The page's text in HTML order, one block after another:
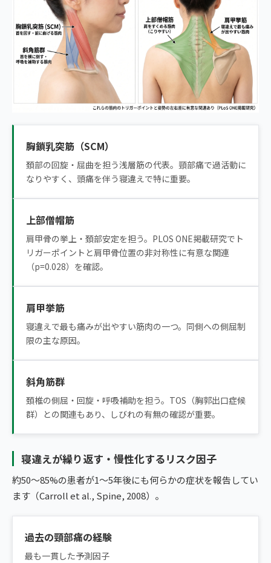
胸鎖乳突筋（SCM）
頚部の回旋・屈曲を担う浅層筋の代表。頸部痛で過活動に
なりやすく、頭痛を伴う寝違えで特に重要。
上部僧帽筋
肩甲骨の挙上・頚部安定を担う。PLOS ONE掲載研究でト
リガーポイントと肩甲骨位置の非対称性に有意な関連
（p=0.028）を確認。
肩甲挙筋
寝違えで最も痛みが出やすい筋肉の一つ。同側への側屈制
限の主な原因。
斜角筋群
頚椎の側屈・回旋・呼吸補助を担う。TOS（胸郭出口症候
群）との関連もあり、しびれの有無の確認が重要。
寝違えが繰り返す・慢性化するリスク因子
約50〜85%の患者が1〜5年後にも何らかの症状を報告してい
ます（Carroll et al., Spine, 2008）。
過去の頸部痛の経験
最も一貫した予測因子